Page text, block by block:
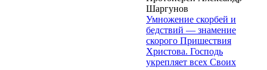
Шаргунов
Умножение скорбей и
бедствий — знамение
скорого Пришествия
Христова. Господь
укрепляет всех Своих